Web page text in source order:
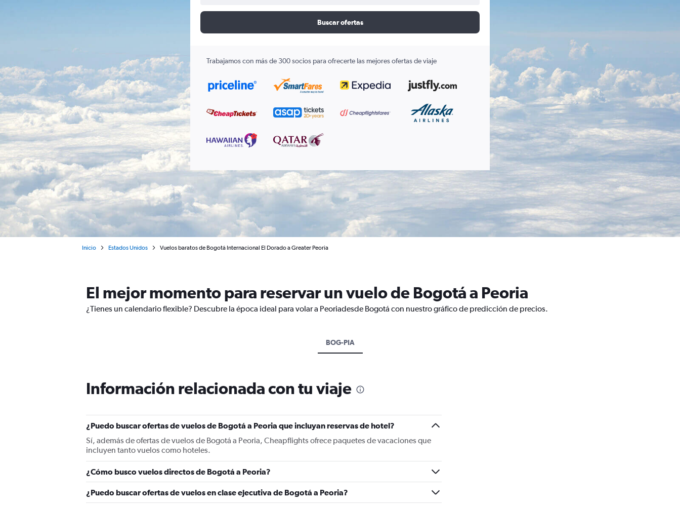
Buscar ofertas
Trabajamos con más de 300 socios para ofrecerte las mejores ofertas de viaje
Inicio Estados Unidos Vuelos baratos de Bogotá Internacional El Dorado a Greater Peoria
El mejor momento para reservar un vuelo de Bogotá a Peoria
¿Tienes un calendario flexible? Descubre la época ideal para volar a Peoriadesde Bogotá con nuestro gráfico de predicción de precios.
BOG-PIA
Información relacionada con tu viaje
¿Puedo buscar ofertas de vuelos de Bogotá a Peoria que incluyan reservas de hotel?
Sí, además de ofertas de vuelos de Bogotá a Peoria, Cheapflights ofrece paquetes de vacaciones que
incluyen tanto vuelos como hoteles.
¿Cómo busco vuelos directos de Bogotá a Peoria?
¿Puedo buscar ofertas de vuelos en clase ejecutiva de Bogotá a Peoria?